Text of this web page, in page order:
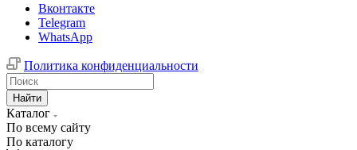
Вконтакте
Telegram
WhatsApp
Политика конфиденциальности
Найти
Каталог
По всему сайту
По каталогу